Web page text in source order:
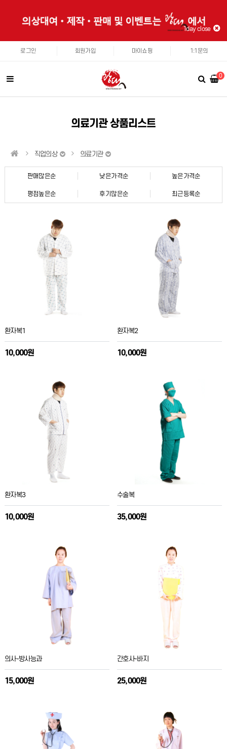
1day close
로그인 회원가입 마이쇼핑 1:1문의
0
의료기관 상품리스트
직업의상 의료기관
판매많은순 낮은가격순 높은가격순
평점높은순 후기많은순 최근등록순
환자복1
10,000원
환자복2
10,000원
환자복3
10,000원
수술복
35,000원
의사-방사능과
15,000원
간호사-바지
25,000원